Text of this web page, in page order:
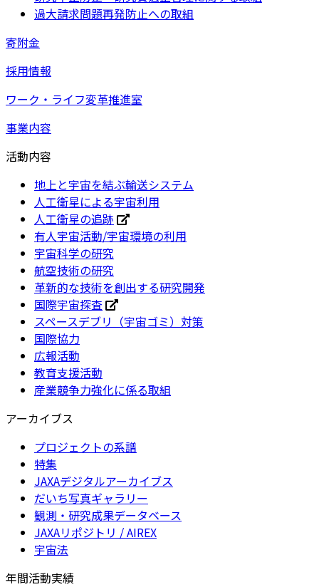
過大請求問題再発防止への取組
寄附金
採用情報
ワーク・ライフ変革推進室
事業内容
活動内容
地上と宇宙を結ぶ輸送システム
人工衛星による宇宙利用
人工衛星の追跡
有人宇宙活動/宇宙環境の利用
宇宙科学の研究
航空技術の研究
革新的な技術を創出する研究開発
国際宇宙探査
スペースデブリ（宇宙ゴミ）対策
国際協力
広報活動
教育支援活動
産業競争力強化に係る取組
アーカイブス
プロジェクトの系譜
特集
JAXAデジタルアーカイブス
だいち写真ギャラリー
観測・研究成果データベース
JAXAリポジトリ / AIREX
宇宙法
年間活動実績